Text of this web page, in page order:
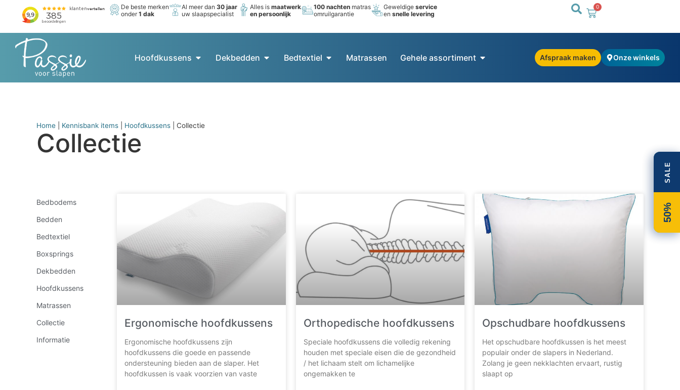
De beste merken
onder1 dak
Al meer dan30 jaar
uw slaapspecialist
Alles ismaatwerk
en persoonlijk
100 nachten matras
omruilgarantie
Geweldigeservice
ensnelle levering
0
Hoofdkussens Dekbedden Bedtextiel Matrassen Gehele assortiment Afspraak maken Onze winkels
SALE
50%
Home Kennisbank items Hoofdkussens Collectie
Collectie
Bedbodems
Bedden
Bedtextiel
Boxsprings
Dekbedden
Hoofdkussens
Matrassen
Collectie
Informatie
Ergonomische hoofdkussens
Ergonomische hoofdkussens zijn
hoofdkussens die goede en passende
ondersteuning bieden aan de slaper. Het
hoofdkussen is vaak voorzien van vaste
Orthopedische hoofdkussens
Speciale hoofdkussens die volledig rekening
houden met speciale eisen die de gezondheid
/ het lichaam stelt om lichamelijke
ongemakken te
Opschudbare hoofdkussens
Het opschudbare hoofdkussen is het meest
populair onder de slapers in Nederland.
Zolang je geen nekklachten ervaart, rustig
slaapt op